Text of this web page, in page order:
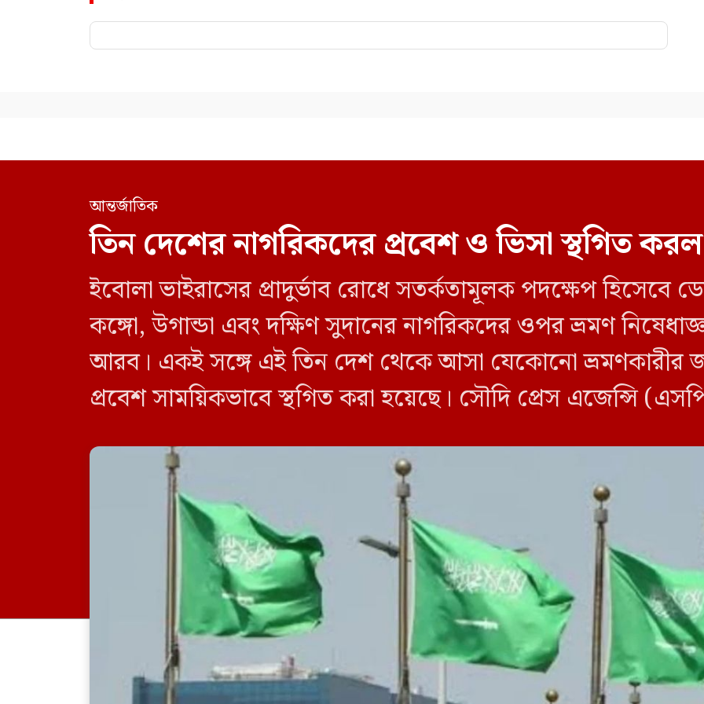
আন্তর্জাতিক
তিন দেশের নাগরিকদের প্রবেশ ও ভিসা স্থগিত
ইবোলা ভাইরাসের প্রাদুর্ভাব রোধে সতর্কতামূলক পদক্ষেপ হিসেবে
কঙ্গো, উগান্ডা এবং দক্ষিণ সুদানের নাগরিকদের ওপর ভ্রমণ
আরব। একই সঙ্গে এই তিন দেশ থেকে আসা যেকোনো ভ্রমণকারীর
প্রবেশ সাময়িকভাবে স্থগিত করা হয়েছে। সৌদি প্রেস এজেন্সি